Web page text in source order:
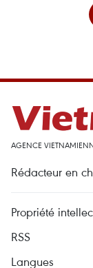
AGENCE
Rédacteur en
Propriété
RSS
Langues